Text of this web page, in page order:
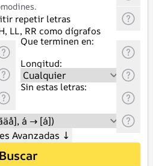
repetir letras
LL, RR como dígrafos
Que terminen en:
Longitud:
Sin estas letras:
Avanzadas ↓
Buscar